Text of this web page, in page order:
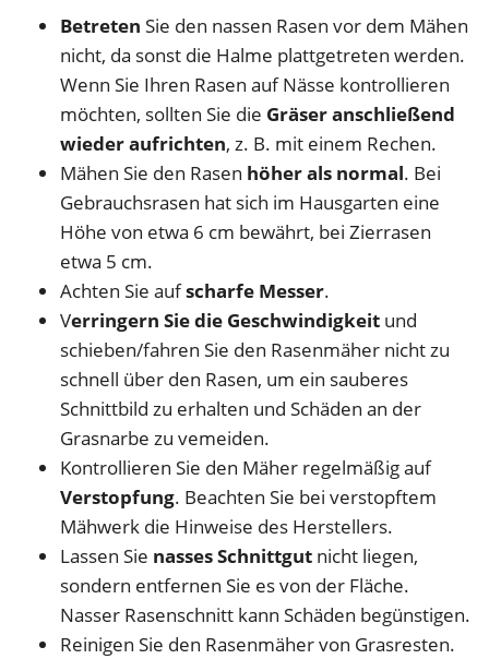
Betreten Sie den nassen Rasen vor dem Mähen
nicht, da sonst die Halme plattgetreten werden.
Wenn Sie Ihren Rasen auf Nässe kontrollieren
möchten, sollten Sie die Gräser anschließend
wieder aufrichten, z. B. mit einem Rechen.
Mähen Sie den Rasen höher als normal. Bei
Gebrauchsrasen hat sich im Hausgarten eine
Höhe von etwa 6 cm bewährt, bei Zierrasen
etwa 5 cm.
Achten Sie aufscharfe Messer.
Verringern Sie die Geschwindigkeit und
schieben/fahren Sie den Rasenmäher nicht zu
schnell über den Rasen, um ein sauberes
Schnittbild zu erhalten und Schäden an der
Grasnarbe zu vemeiden.
Kontrollieren Sie den Mäher regelmäßig auf
Verstopfung. Beachten Sie bei verstopftem
Mähwerk die Hinweise des Herstellers.
Lassen Sie nasses Schnittgut nicht liegen,
sondern entfernen Sie es von der Fläche.
Nasser Rasenschnitt kann Schäden begünstigen.
Reinigen Sie den Rasenmäher von Grasresten.